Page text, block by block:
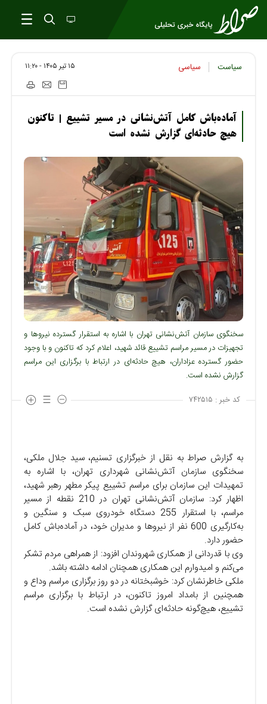
سیاست سیاسی ۱۵ تير ۱۴۰۵ - ۱۱:۲۰
آماده‌باش کامل آتش‌نشانی در مسیر تشییع | تاکنون
هیچ حادثه‌ای گزارش نشده است
سخنگوی سازمان آتش‌نشانی تهران با اشاره به استقرار گسترده نیروها و
تجهیزات در مسیر مراسم تشییع قائد شهید، اعلام کرد که تاکنون و با وجود
حضور گسترده عزاداران، هیچ حادثه‌ای در ارتباط با برگزاری این مراسم
گزارش نشده است.
کد خبر : ۷۴۲۵۱۵
به گزارش صراط به نقل از خبرگزاری تسنیم، سید جلال ملکی،
سخنگوی سازمان آتش‌نشانی شهرداری تهران، با اشاره به
تمهیدات این سازمان برای مراسم تشییع پیکر مطهر رهبر شهید،
اظهار کرد: سازمان آتش‌نشانی تهران در 210 نقطه از مسیر
مراسم، با استقرار 255 دستگاه خودروی سبک و سنگین و
به‌کارگیری 600 نفر از نیروها و مدیران خود، در آماده‌باش کامل
حضور دارد.
وی با قدردانی از همکاری شهروندان افزود: از همراهی مردم تشکر
می‌کنم و امیدوارم این همکاری همچنان ادامه داشته باشد.
ملکی خاطرنشان کرد: خوشبختانه در دو روز برگزاری مراسم وداع و
همچنین از بامداد امروز تاکنون، در ارتباط با برگزاری مراسم
تشییع، هیچ‌گونه حادثه‌ای گزارش نشده است.